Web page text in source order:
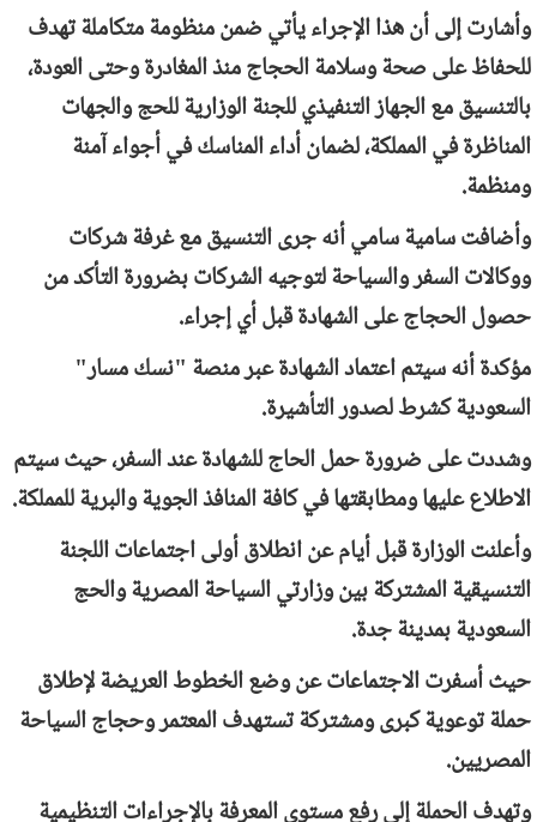
وأشارت إلى أن هذا الإجراء يأتي ضمن منظومة متكاملة تهدف
للحفاظ على صحة وسلامة الحجاج منذ المغادرة وحتى العودة،
بالتنسيق مع الجهاز التنفيذي للجنة الوزارية للحج والجهات
المناظرة في المملكة، لضمان أداء المناسك في أجواء آمنة
ومنظمة.
وأضافت سامية سامي أنه جرى التنسيق مع غرفة شركات
ووكالات السفر والسياحة لتوجيه الشركات بضرورة التأكد من
حصول الحجاج على الشهادة قبل أي إجراء.
مؤكدة أنه سيتم اعتماد الشهادة عبر منصة "نسك مسار"
السعودية كشرط لصدور التأشيرة.
وشددت على ضرورة حمل الحاج للشهادة عند السفر، حيث سيتم
الاطلاع عليها ومطابقتها في كافة المنافذ الجوية والبرية للمملكة.
وأعلنت الوزارة قبل أيام عن انطلاق أولى اجتماعات اللجنة
التنسيقية المشتركة بين وزارتي السياحة المصرية والحج
السعودية بمدينة جدة.
حيث أسفرت الاجتماعات عن وضع الخطوط العريضة لإطلاق
حملة توعوية كبرى ومشتركة تستهدف المعتمر وحجاج السياحة
المصريين.
وتهدف الحملة إلى رفع مستوى المعرفة بالإجراءات التنظيمية